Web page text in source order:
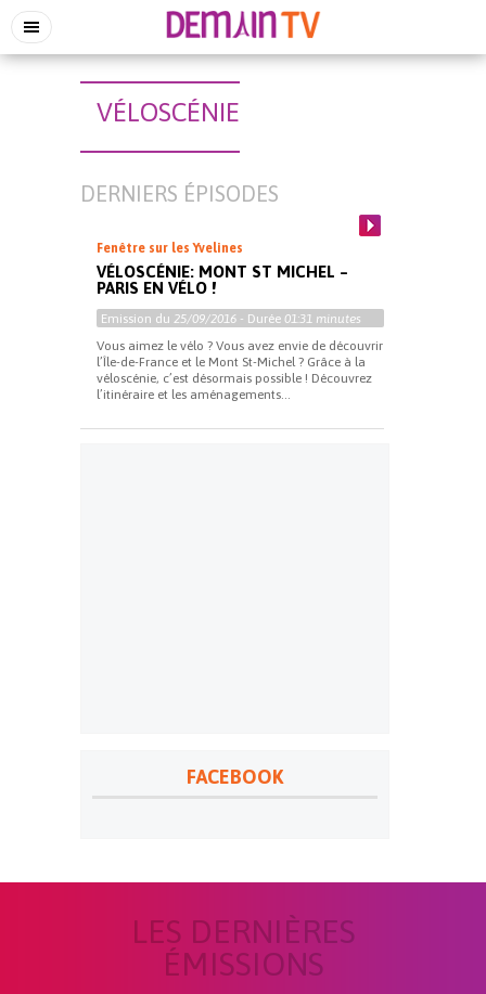
VÉLOSCÉNIE
DERNIERS ÉPISODES
Fenêtre sur les Yvelines
VÉLOSCÉNIE: MONT ST MICHEL –
PARIS EN VÉLO !
Emission du 25/09/2016 - Durée 01:31 minutes
Vous aimez le vélo ? Vous avez envie de découvrir
l’Île-de-France et le Mont St-Michel ? Grâce à la
véloscénie, c’est désormais possible ! Découvrez
l’itinéraire et les aménagements...
FACEBOOK
LES DERNIÈRES
ÉMISSIONS